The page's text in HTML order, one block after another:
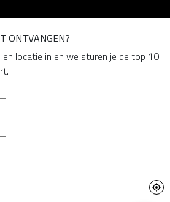
ONTVANGEN?
locatie in en we sturen je de top 10